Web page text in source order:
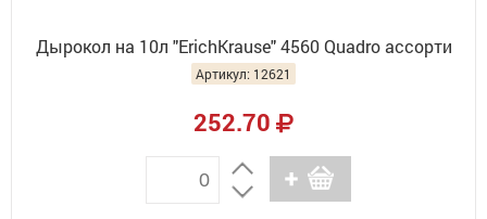
Дырокол на 10л "ErichKrause" 4560 Quadro ассорти
Артикул: 12621
252.70